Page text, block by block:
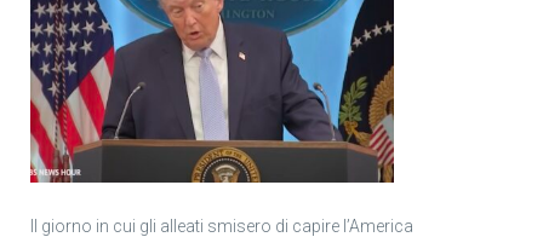
Il giorno in cui gli alleati smisero di capire l’America